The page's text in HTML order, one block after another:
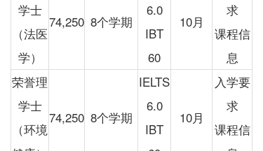
学士
（法医
学）
74,250 8个学期
6.0
IBT
60
10月
求
课程信
息
荣誉理
学士
（环境
74,250 8个学期
IELTS
6.0
IBT
10月
入学要
求
课程信